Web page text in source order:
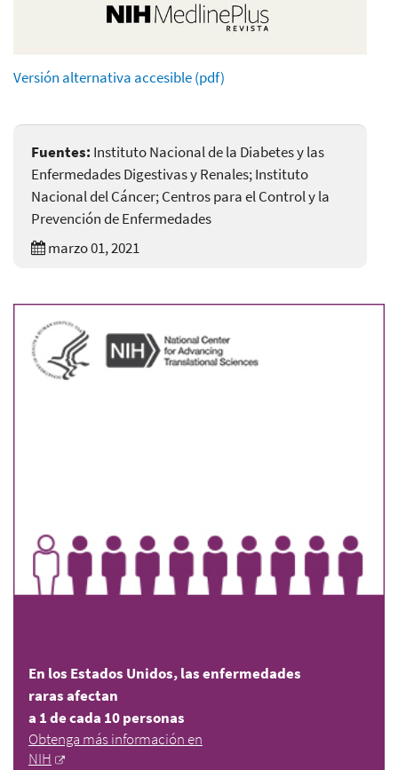
Versión alternativa accesible (pdf)
Fuentes: Instituto Nacional de la Diabetes y las
Enfermedades Digestivas y Renales; Instituto
Nacional del Cáncer; Centros para el Control y la
Prevención de Enfermedades
marzo 01, 2021
En los Estados Unidos, las enfermedades
raras afectan
a 1 de cada 10 personas
Obtenga más información en
NIH